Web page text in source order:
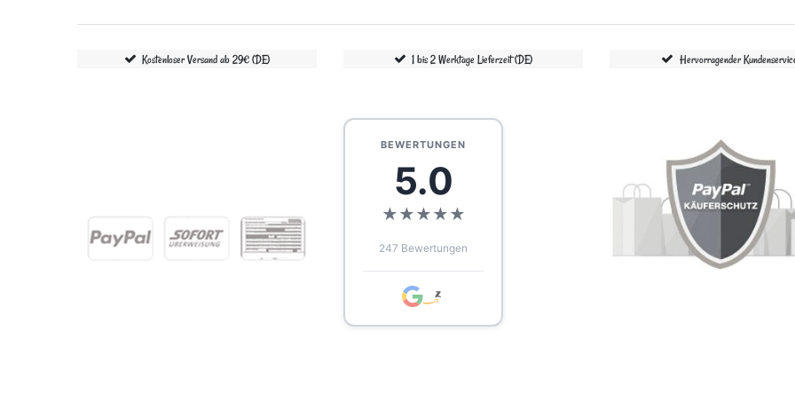
Kostenloser Versand ab 29€ (DE) 1 bis 2 Werktage Lieferzeit (DE) Hervorragender
BEWERTUNGEN
5.0
★★★★★
247 Bewertungen